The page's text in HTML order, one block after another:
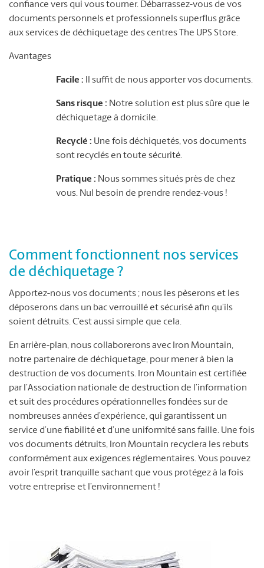
confiance vers qui vous tourner. Débarrassez-vous de vos
documents personnels et professionnels superflus grâce
aux services de déchiquetage des centres The UPS Store.
Avantages
Facile : Il suffit de nous apporter vos documents.
Sans risque : Notre solution est plus sûre que le
déchiquetage à domicile.
Recyclé : Une fois déchiquetés, vos documents
sont recyclés en toute sécurité.
Pratique : Nous sommes situés près de chez
vous. Nul besoin de prendre rendez-vous !
Comment fonctionnent nos services
de déchiquetage ?
Apportez-nous vos documents ; nous les pèserons et les
déposerons dans un bac verrouillé et sécurisé afin qu’ils
soient détruits. C’est aussi simple que cela.
En arrière-plan, nous collaborerons avec Iron Mountain,
notre partenaire de déchiquetage, pour mener à bien la
destruction de vos documents. Iron Mountain est certifiée
par l’Association nationale de destruction de l’information
et suit des procédures opérationnelles fondées sur de
nombreuses années d’expérience, qui garantissent un
service d’une fiabilité et d’une uniformité sans faille. Une fois
vos documents détruits, Iron Mountain recyclera les rebuts
conformément aux exigences réglementaires. Vous pouvez
avoir l’esprit tranquille sachant que vous protégez à la fois
votre entreprise et l’environnement !